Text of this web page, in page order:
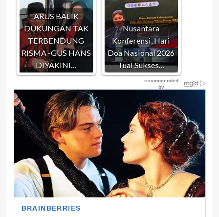
ARUS BALIK
DUKUNGAN TAK
TERBENDUNG
RISMA -GUS HANS
DIYAKINI…
Nusantara
Konferensi, Hari
Doa Nasional 2026
Tuai Sukses…